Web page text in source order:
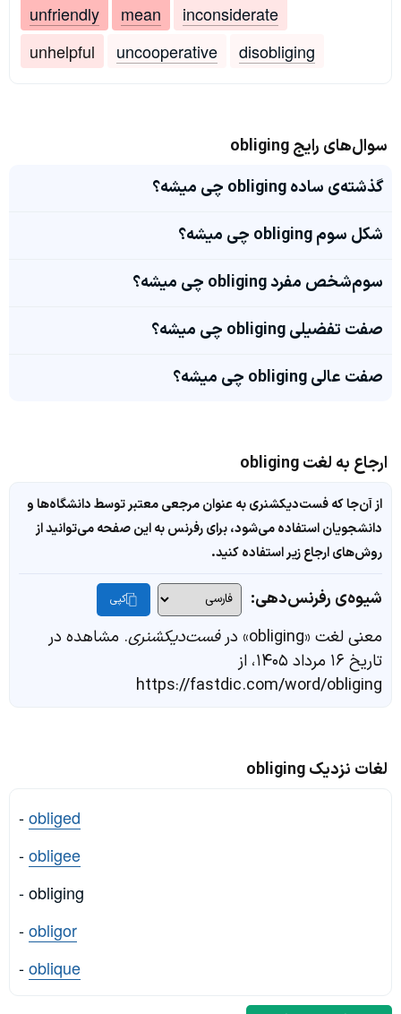
unfriendly
mean
inconsiderate
unhelpful
uncooperative disobliging
سوال‌های رایج obliging
گذشته‌ی ساده obliging چی میشه؟
شکل سوم obliging چی میشه؟
سوم‌شخص مفرد obliging چی میشه؟
صفت تفضیلی obliging چی میشه؟
صفت عالی obliging چی میشه؟
ارجاع به لغت obliging
از آن‌جا که فست‌دیکشنری به عنوان مرجعی معتبر توسط دانشگاه‌ها و
دانشجویان استفاده می‌شود، برای رفرنس به این صفحه می‌توانید از
روش‌های ارجاع زیر استفاده کنید.
شیوه‌ی رفرنس‌دهی: کپی
معنی لغت «obliging» در فست‌دیکشنری. مشاهده در
تاریخ ۱۶ مرداد ۱۴۰۵، از
https://fastdic.com/word/obliging
لغات نزدیک obliging
-obliged
-obligee
- obliging
-obligor
-oblique